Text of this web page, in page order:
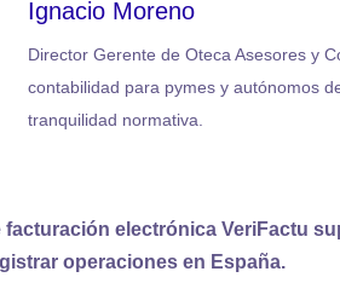
Ignacio Moreno
Director Gerente de Oteca Asesores y
contabilidad para pymes y autónomos
tranquilidad normativa.
facturación electrónica VeriFactu
operaciones en España.